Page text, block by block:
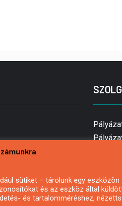
sütiket – tárolunk egy
és az eszköz által
és tartalomméréshez,